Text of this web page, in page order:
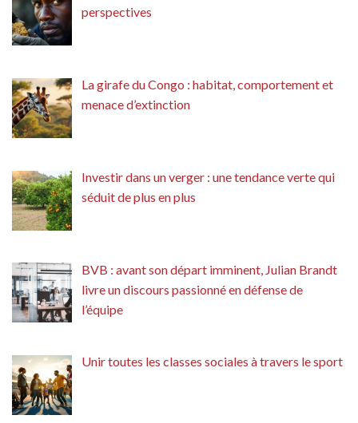
perspectives
La girafe du Congo : habitat, comportement et
menace d’extinction
Investir dans un verger : une tendance verte qui
séduit de plus en plus
BVB : avant son départ imminent, Julian Brandt
livre un discours passionné en défense de
l’équipe
Unir toutes les classes sociales à travers le sport